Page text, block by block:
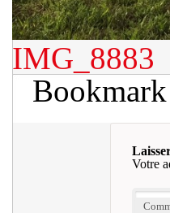
IMG_8883
Votre